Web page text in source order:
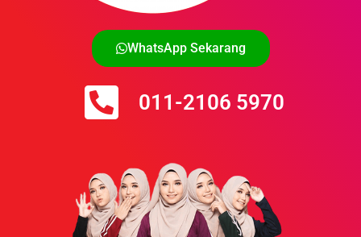
WhatsApp Sekarang
011-2106 5970